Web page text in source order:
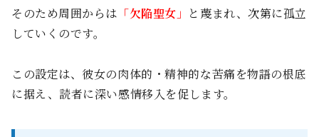
そのため周囲からは 「欠陥聖女」 と蔑まれ、次第に孤立
していくのです。
この設定は、彼女の肉体的・精神的な苦痛を物語の根底
に据え、読者に深い感情移入を促します。